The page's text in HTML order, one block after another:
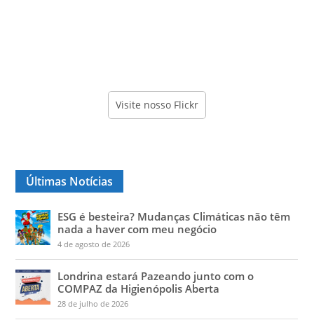
Visite nosso Flickr
Últimas Notícias
ESG é besteira? Mudanças Climáticas não têm
nada a haver com meu negócio
4 de agosto de 2026
Londrina estará Pazeando junto com o
COMPAZ da Higienópolis Aberta
28 de julho de 2026